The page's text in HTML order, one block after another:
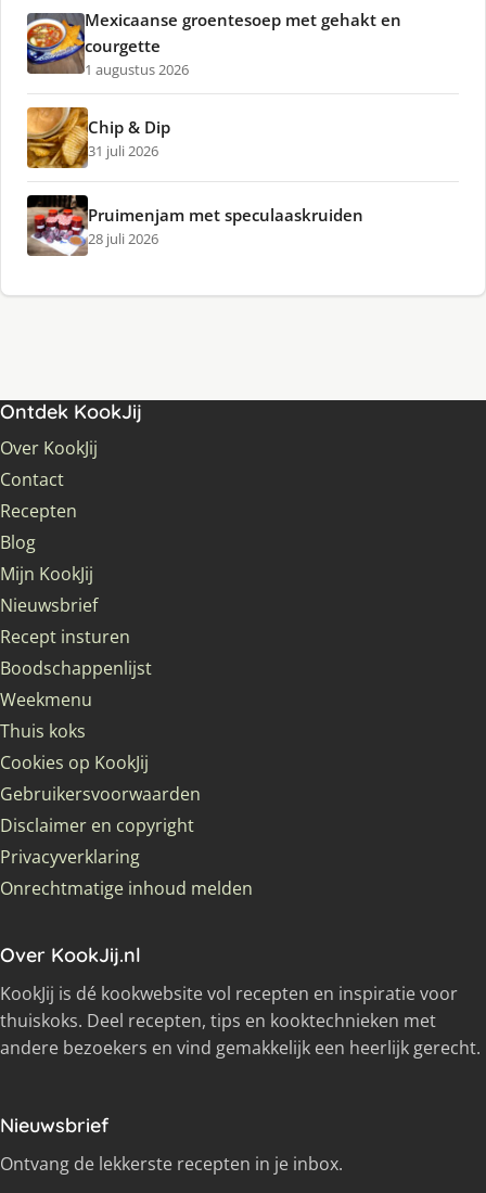
Mexicaanse groentesoep met gehakt en
courgette
1 augustus 2026
Chip & Dip
31 juli 2026
Pruimenjam met speculaaskruiden
28 juli 2026
Ontdek KookJij
Over KookJij
Contact
Recepten
Blog
Mijn KookJij
Nieuwsbrief
Recept insturen
Boodschappenlijst
Weekmenu
Thuis koks
Cookies op KookJij
Gebruikersvoorwaarden
Disclaimer en copyright
Privacyverklaring
Onrechtmatige inhoud melden
Over KookJij.nl
KookJij is dé kookwebsite vol recepten en inspiratie voor
thuiskoks. Deel recepten, tips en kooktechnieken met
andere bezoekers en vind gemakkelijk een heerlijk gerecht.
Nieuwsbrief
Ontvang de lekkerste recepten in je inbox.